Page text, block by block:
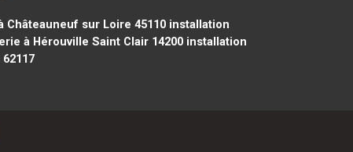
sur Loire 45110installation
à Hérouville Saint Clair 14200installation